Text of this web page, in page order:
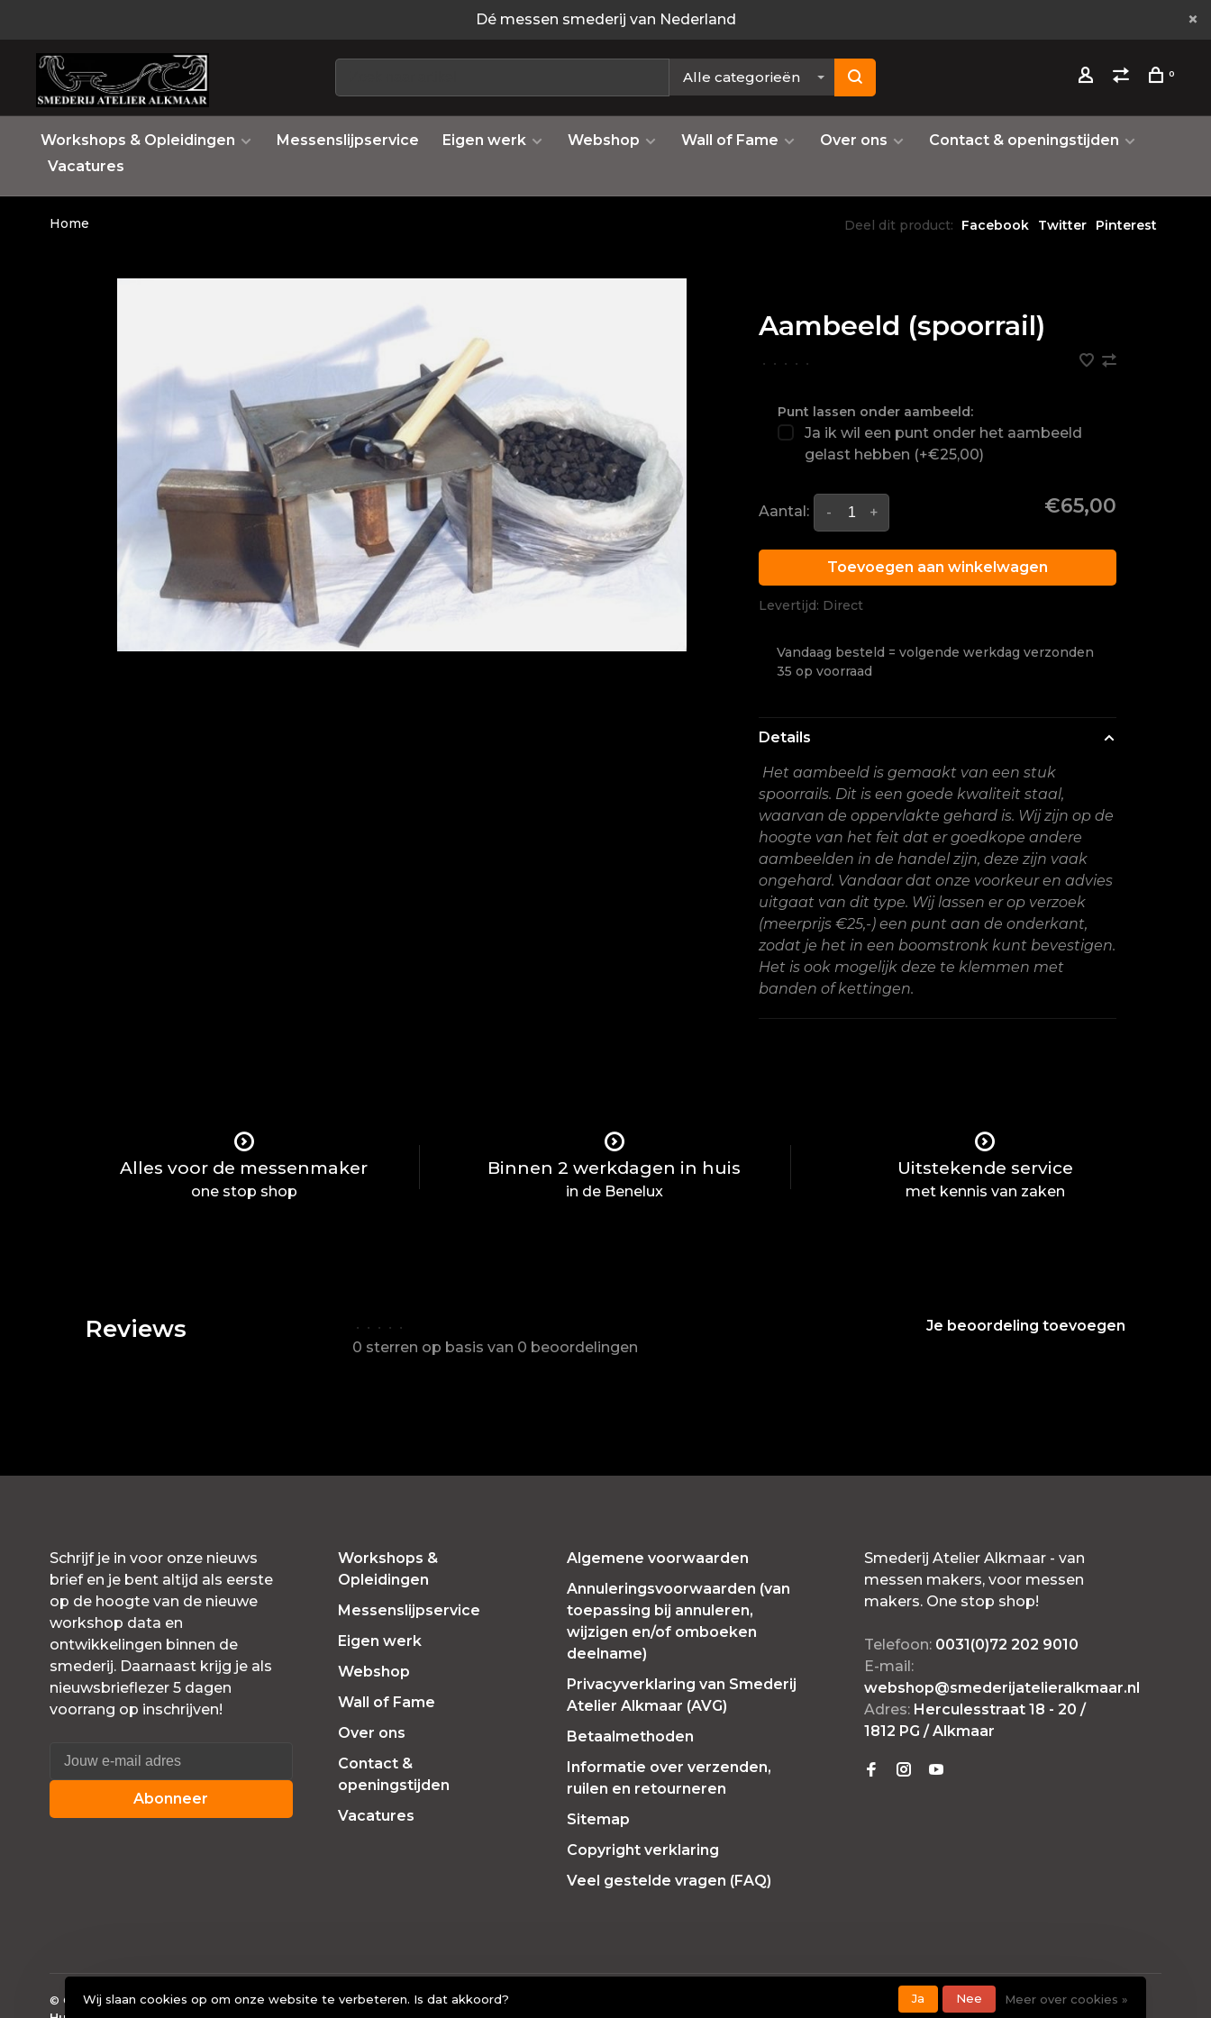
Dé messen smederij van Nederland
Alle categorieën 0
Workshops & Opleidingen Messenslijpservice Eigen werk Webshop Wall of Fame Over ons
Contact & openingstijden
Vacatures
Home Deel dit product: Facebook Twitter Pinterest
Aambeeld (spoorrail)
• • • • •
Punt lassen onder aambeeld:
Ja ik wil een punt onder het aambeeld
gelast hebben (+€25,00)
Aantal: +
- €65,00
Toevoegen aan winkelwagen
Levertijd: Direct
Vandaag besteld = volgende werkdag verzonden
35 op voorraad
Details
Het aambeeld is gemaakt van een stuk
spoorrails. Dit is een goede kwaliteit staal,
waarvan de oppervlakte gehard is. Wij zijn op de
hoogte van het feit dat er goedkope andere
aambeelden in de handel zijn, deze zijn vaak
ongehard. Vandaar dat onze voorkeur en advies
uitgaat van dit type. Wij lassen er op verzoek
(meerprijs €25,-) een punt aan de onderkant,
zodat je het in een boomstronk kunt bevestigen.
Het is ook mogelijk deze te klemmen met
banden of kettingen.
Alles voor de messenmaker
one stop shop
Binnen 2 werkdagen in huis
in de Benelux
Uitstekende service
met kennis van zaken
Reviews • • • • •
0 sterren op basis van 0 beoordelingen
Je beoordeling toevoegen
Schrijf je in voor onze nieuws
brief en je bent altijd als eerste
op de hoogte van de nieuwe
workshop data en
ontwikkelingen binnen de
smederij. Daarnaast krijg je als
nieuwsbrieflezer 5 dagen
voorrang op inschrijven!
Abonneer
Workshops &
Opleidingen
Messenslijpservice
Eigen werk
Webshop
Wall of Fame
Over ons
Contact &
openingstijden
Vacatures
Algemene voorwaarden
Annuleringsvoorwaarden (van
toepassing bij annuleren,
wijzigen en/of omboeken
deelname)
Privacyverklaring van Smederij
Atelier Alkmaar (AVG)
Betaalmethoden
Informatie over verzenden,
ruilen en retourneren
Sitemap
Copyright verklaring
Veel gestelde vragen (FAQ)
Smederij Atelier Alkmaar - van
messen makers, voor messen
makers. One stop shop!
Telefoon: 0031(0)72 202 9010
E-mail:
webshop@smederijatelieralkmaar.nl
Adres: Herculesstraat 18 - 20 /
1812 PG / Alkmaar
© Copyright 2026 Smederij Atelier Alkmaar- Powered byLightspeed- Theme by
Wij slaan cookies op om onze website te verbeteren. Is dat akkoord? Ja Nee Meer over cookies »